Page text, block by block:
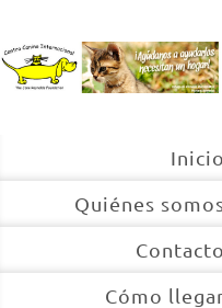
Inicio
Quiénes
Contacto
Cómo